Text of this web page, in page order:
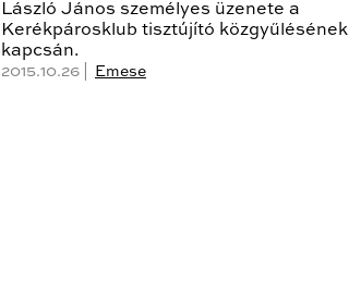
László János személyes üzenete a
Kerékpárosklub tisztújító közgyűlésének
kapcsán.
2015.10.26 | Emese